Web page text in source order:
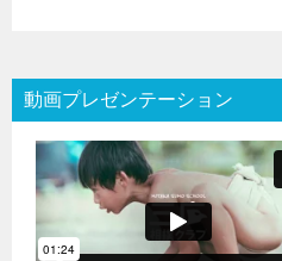
動画プレゼンテーション